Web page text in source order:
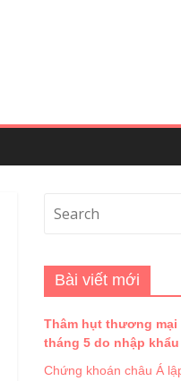
Bài viết mới
Thâm hụt thương
tháng 5 do nhập
Chứng khoán châu Á